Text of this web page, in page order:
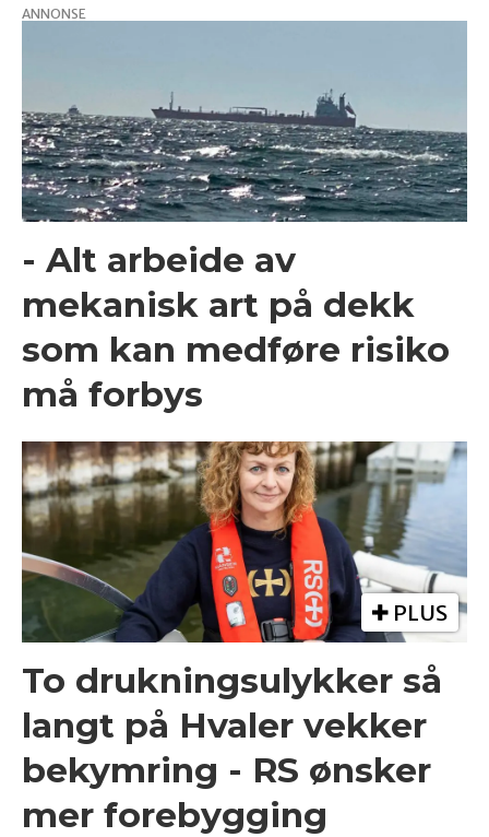
ANNONSE
- Alt arbeide av
mekanisk art på dekk
som kan medføre risiko
må forbys
PLUS
To drukningsulykker så
langt på Hvaler vekker
bekymring - RS ønsker
mer forebygging